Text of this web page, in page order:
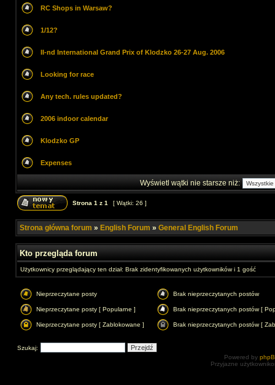
RC Shops in Warsaw?
1/12?
II-nd International Grand Prix of Klodzko 26-27 Aug. 2006
Looking for race
Any tech. rules updated?
2006 indoor calendar
Klodzko GP
Expenses
Wyświetl wątki nie starsze niż:
Strona 1 z 1 [ Wątki: 26 ]
Strona główna forum » English Forum » General English Forum
Kto przegląda forum
Użytkownicy przeglądający ten dział: Brak zidentyfikowanych użytkowników i 1 gość
Nieprzeczytane posty Brak nieprzeczytanych postów
Nieprzeczytane posty [ Popularne ] Brak nieprzeczytanych postów [
Nieprzeczytane posty [ Zablokowane ] Brak nieprzeczytanych postów [
Szukaj:
Powered by
Przyjazne